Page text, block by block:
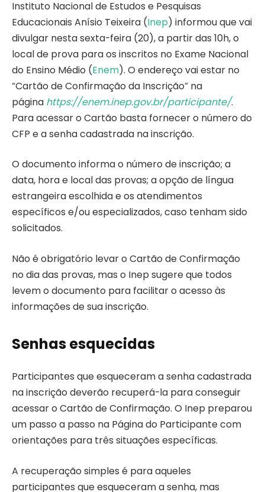
Instituto Nacional de Estudos e Pesquisas
Educacionais Anísio Teixeira (Inep) informou que vai
divulgar nesta sexta-feira (20), a partir das 10h, o
local de prova para os inscritos no Exame Nacional
do Ensino Médio (Enem). O endereço vai estar no
“Cartão de Confirmação da Inscrição” na
página https://enem.inep.gov.br/participante/.
Para acessar o Cartão basta fornecer o número do
CFP e a senha cadastrada na inscrição.
O documento informa o número de inscrição; a
data, hora e local das provas; a opção de língua
estrangeira escolhida e os atendimentos
específicos e/ou especializados, caso tenham sido
solicitados.
Não é obrigatório levar o Cartão de Confirmação
no dia das provas, mas o Inep sugere que todos
levem o documento para facilitar o acesso às
informações de sua inscrição.
Senhas esquecidas
Participantes que esqueceram a senha cadastrada
na inscrição deverão recuperá-la para conseguir
acessar o Cartão de Confirmação. O Inep preparou
um passo a passo na Página do Participante com
orientações para três situações específicas.
A recuperação simples é para aqueles
participantes que esqueceram a senha, mas